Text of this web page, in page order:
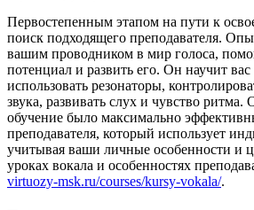
Первостепенным этапом на пути к
поиск подходящего преподавателя.
вашим проводником в мир голоса,
потенциал и развить его. Он научит
использовать резонаторы,
звука, развивать слух и чувство ритма.
обучение было максимально
преподавателя, который использует
учитывая ваши личные особенности и
уроках вокала и особенностях
virtuozy-msk.ru/courses/kursy-vokala/.